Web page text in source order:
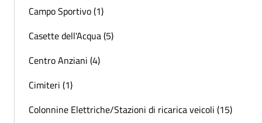
Campo Sportivo (1)
Casette dell'Acqua (5)
Centro Anziani (4)
Cimiteri (1)
Colonnine Elettriche/Stazioni di ricarica veicoli (15)